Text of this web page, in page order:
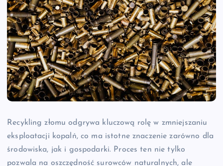
Recykling złomu odgrywa kluczową rolę w zmniejszaniu
eksploatacji kopalń, co ma istotne znaczenie zarówno dla
środowiska, jak i gospodarki. Proces ten nie tylko
pozwala na oszczędność surowców naturalnych, ale